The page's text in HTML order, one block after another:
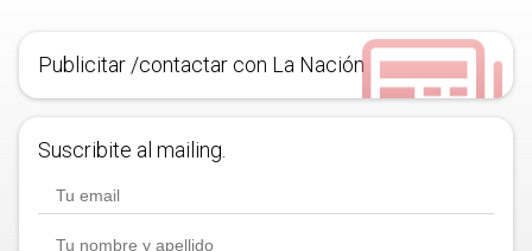
Publicitar /contactar con La Nación
Suscribite al mailing.